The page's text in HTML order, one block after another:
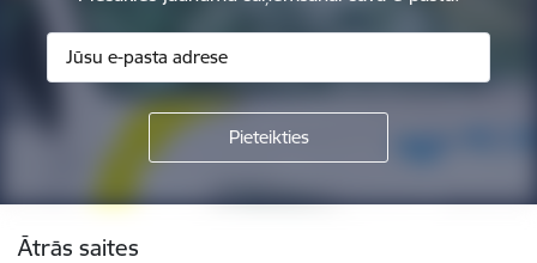
Ātrās saites